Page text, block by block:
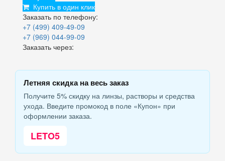
Купить в один клик
Заказать по телефону:
+7 (499) 409-49-09
+7 (969) 044-99-09
Заказать через:
Летняя скидка на весь заказ
Получите 5% скидку на линзы, растворы и средства
ухода. Введите промокод в поле «Купон» при
оформлении заказа.
LETO5